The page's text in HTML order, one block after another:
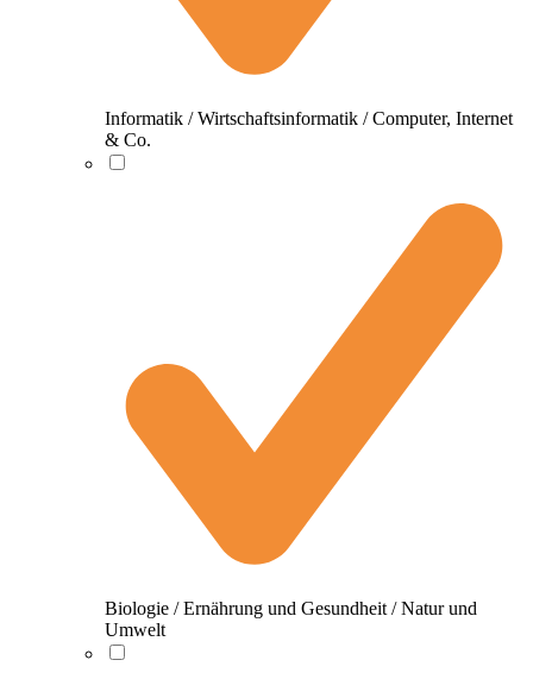
Informatik / Wirtschaftsinformatik / Computer, Internet
& Co.
Biologie / Ernährung und Gesundheit / Natur und
Umwelt